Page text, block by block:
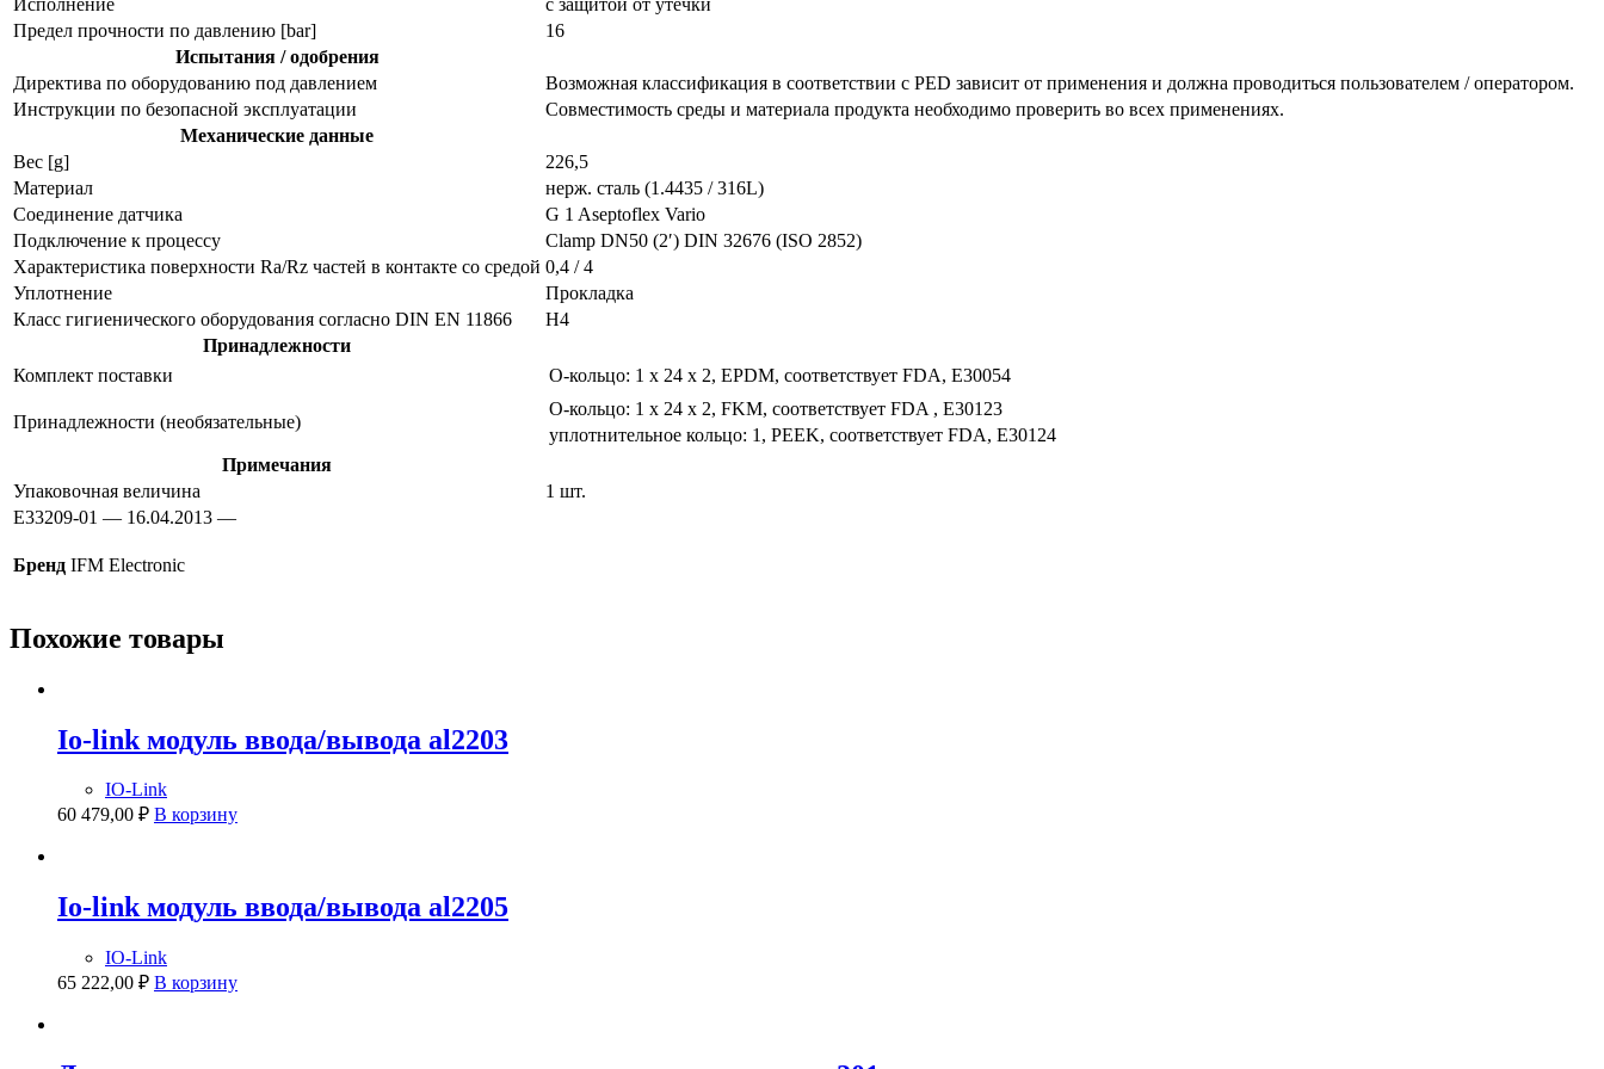
Предел прочности по давлению [bar]
16
Испытания / одобрения
Директива по оборудованию под давлением
Возможная классификация в соответствии с PED зависит от применения и должна проводиться пользователем / оператором.
Инструкции по безопасной эксплуатации
Совместимость среды и материала продукта необходимо проверить во всех применениях.
Механические данные
Вес [g]
226,5
Материал
нерж. сталь (1.4435 / 316L)
Соединение датчика
G 1 Aseptoflex Vario
Подключение к процессу
Clamp DN50 (2′) DIN 32676 (ISO 2852)
Характеристика поверхности Ra/Rz частей в контакте со средой 0,4 / 4
Уплотнение
Прокладка
Класс гигиенического оборудования согласно DIN EN 11866
H4
Принадлежности
Комплект поставки
O-кольцо: 1 x 24 x 2, EPDM, соответствует FDA, E30054
Принадлежности (необязательные)
O-кольцо: 1 x 24 x 2, FKM, соответствует FDA , E30123
уплотнительное кольцо: 1, PEEK, соответствует FDA, E30124
Примечания
Упаковочная величина
1 шт.
E33209-01 — 16.04.2013 —
Бренд IFM Electronic
Похожие товары
Io-link модуль ввода/вывода al2203
IO-Link
60 479,00 ₽ В корзину
Io-link модуль ввода/вывода al2205
IO-Link
65 222,00 ₽ В корзину